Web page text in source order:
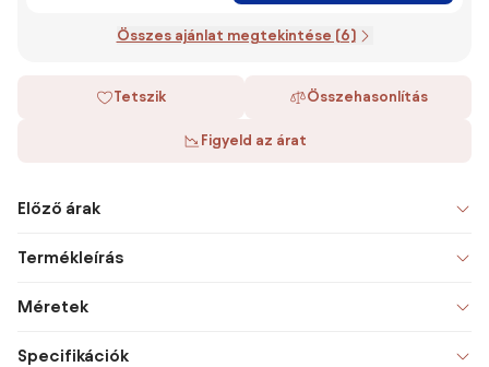
Összes ajánlat megtekintése (6)
Tetszik Összehasonlítás
Figyeld az árat
Előző árak
Termékleírás
Méretek
Specifikációk